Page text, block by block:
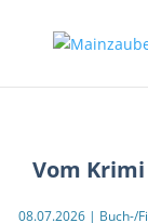
Vom
08.07.2026| Buch-/